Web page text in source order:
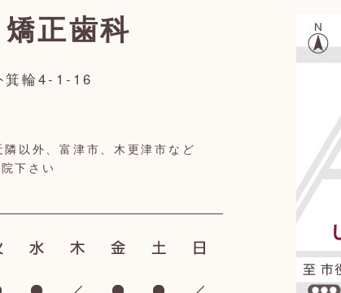
正歯科
輪4-1-16
以外、富津市、木更津市など
下さい